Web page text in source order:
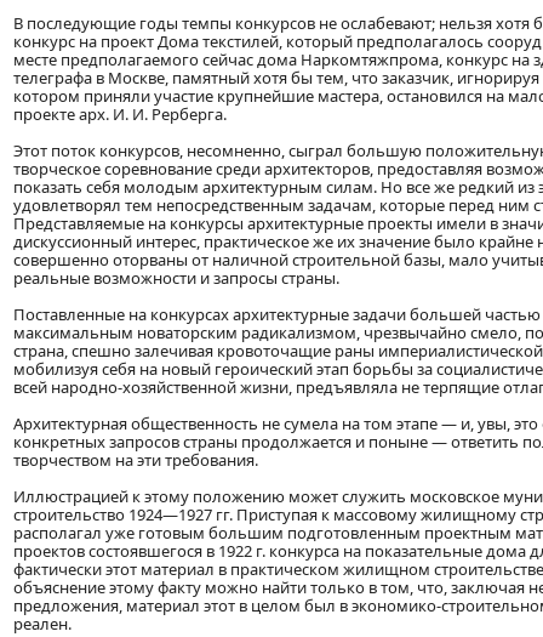
В последующие годы темпы конкурсов не ослабевают; нельзя хотя
конкурс на проект Дома текстилей, который предполагалось
месте предполагаемого сейчас дома Наркомтяжпрома, конкурс на
телеграфа в Москве, памятный хотя бы тем, что заказчик, игнорируя
котором приняли участие крупнейшие мастера, остановился на
проекте арх. И. И. Рерберга.
Этот поток конкурсов, несомненно, сыграл большую
творческое соревнование среди архитекторов, предоставляя
показать себя молодым архитектурным силам. Но все же редкий из
удовлетворял тем непосредственным задачам, которые перед ним
Представляемые на конкурсы архитектурные проекты имели в
дискуссионный интерес, практическое же их значение было
совершенно оторваны от наличной строительной базы, мало
реальные возможности и запросы страны.
Поставленные на конкурсах архитектурные задачи большей
максимальным новаторским радикализмом, чрезвычайно смело,
страна, спешно залечивая кровоточащие раны
мобилизуя себя на новый героический этап борьбы за
всей народно-хозяйственной жизни, предъявляла не терпящие
Архитектурная общественность не сумела на том этапе — и, увы, это
конкретных запросов страны продолжается и поныне — ответить
творчеством на эти требования.
Иллюстрацией к этому положению может служить московское
строительство 1924—1927 гг. Приступая к массовому жилищному
располагал уже готовым большим подготовленным проектным
проектов состоявшегося в 1922 г. конкурса на показательные дома
фактически этот материал в практическом жилищном
объяснение этому факту можно найти только в том, что, заключая
предложения, материал этот в целом был в экономико-
реален.